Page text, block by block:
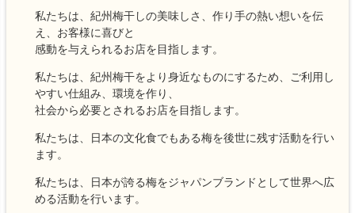
私たちは、紀州梅干しの美味しさ、作り手の熱い想いを伝
え、お客様に喜びと
感動を与えられるお店を目指します。
私たちは、紀州梅干をより身近なものにするため、ご利用し
やすい仕組み、環境を作り、
社会から必要とされるお店を目指します。
私たちは、日本の文化食でもある梅を後世に残す活動を行い
ます。
私たちは、日本が誇る梅をジャパンブランドとして世界へ広
める活動を行います。